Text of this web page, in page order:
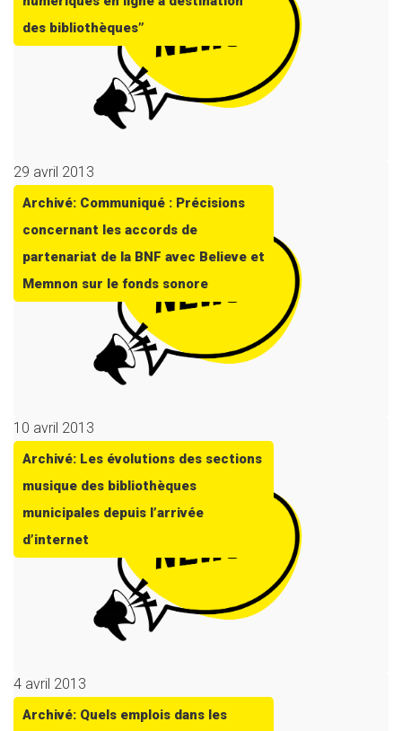
des bibliothèques”
29 avril 2013
Archivé: Communiqué : Précisions
concernant les accords de
partenariat de la BNF avec Believe et
Memnon sur le fonds sonore
10 avril 2013
Archivé: Les évolutions des sections
musique des bibliothèques
municipales depuis l’arrivée
d’internet
4 avril 2013
Archivé: Quels emplois dans les